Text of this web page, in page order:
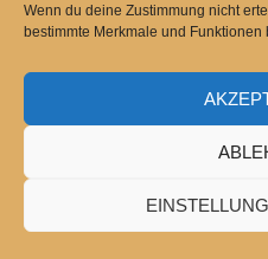
Wenn du deine Zustimmung nicht
bestimmte Merkmale und